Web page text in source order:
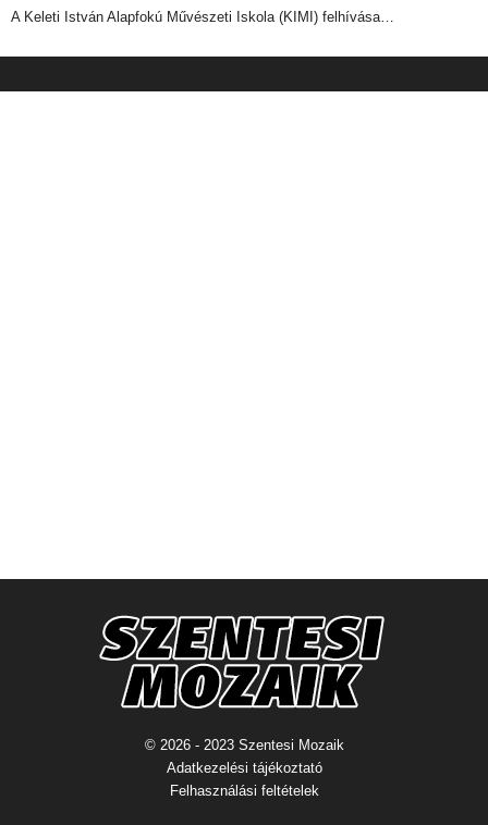
A Keleti István Alapfokú Művészeti Iskola (KIMI) felhívása…
© 2026 - 2023 Szentesi Mozaik
Adatkezelési tájékoztató
Felhasználási feltételek